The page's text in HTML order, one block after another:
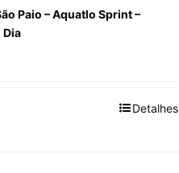
Paio – Aquatlo Sprint –
Dia
Detalhes